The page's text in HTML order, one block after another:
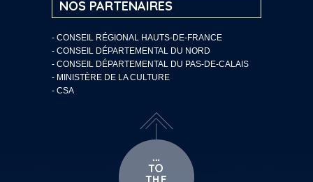
NOS PARTENAIRES
- CONSEIL RÉGIONAL HAUTS-DE-FRANCE
- CONSEIL DÉPARTEMENTAL DU NORD
- CONSEIL DÉPARTEMENTAL DU PAS-DE-CALAIS
- MINISTÈRE DE LA CULTURE
- CSA